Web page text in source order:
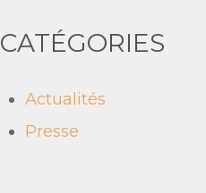
CATÉGORIES
Actualités
Presse